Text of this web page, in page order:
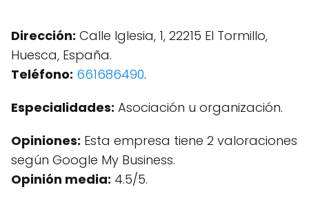
Dirección: Calle Iglesia, 1, 22215 El Tormillo,
Huesca, España.
Teléfono: 661686490.
Especialidades: Asociación u organización.
Opiniones: Esta empresa tiene 2 valoraciones
según Google My Business.
Opinión media: 4.5/5.